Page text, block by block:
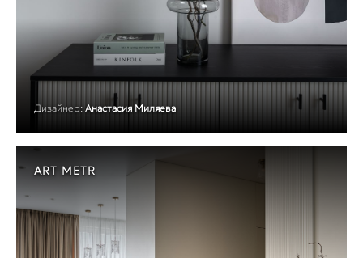
Дизайнер: Анастасия Миляева
ART METR